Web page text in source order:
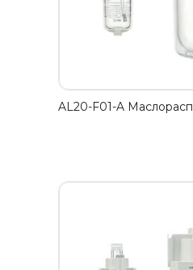
AL20-F01-A